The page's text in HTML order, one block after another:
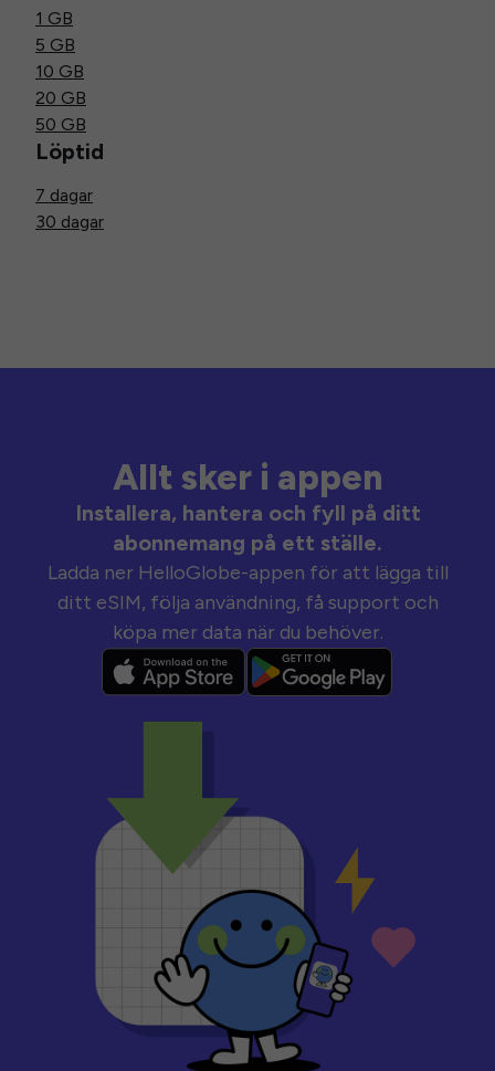
1 GB
5 GB
10 GB
20 GB
50 GB
Löptid
7 dagar
30 dagar
Allt sker i appen
Installera, hantera och fyll på ditt
abonnemang på ett ställe.
Ladda ner HelloGlobe-appen för att lägga till
ditt eSIM, följa användning, få support och
köpa mer data när du behöver.